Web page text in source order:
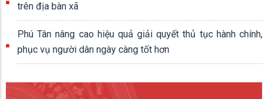
trên địa bàn xã
Phú Tân nâng cao hiệu quả giải quyết thủ tục hành chính,
phục vụ người dân ngày càng tốt hơn